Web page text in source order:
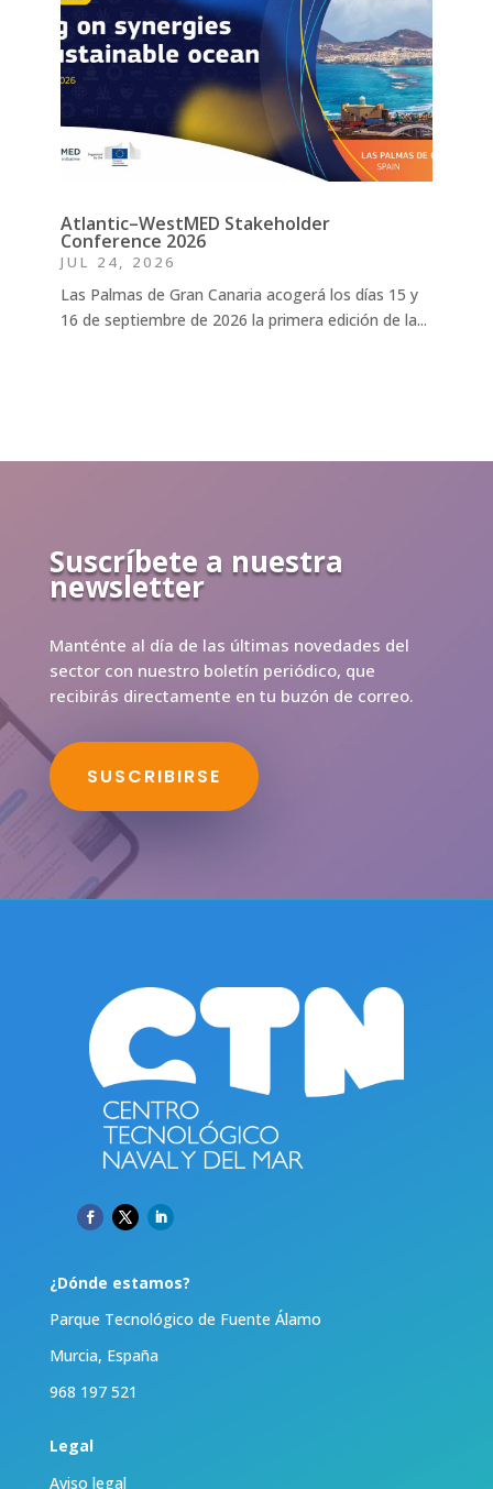
Atlantic–WestMED Stakeholder
Conference 2026
JUL 24, 2026
Las Palmas de Gran Canaria acogerá los días 15 y
16 de septiembre de 2026 la primera edición de la...
Suscríbete a nuestra
newsletter
Manténte al día de las últimas novedades del
sector con nuestro boletín periódico, que
recibirás directamente en tu buzón de correo.
SUSCRIBIRSE
¿Dónde estamos?
Parque Tecnológico de Fuente Álamo
Murcia, España
968 197 521
Legal
Aviso legal